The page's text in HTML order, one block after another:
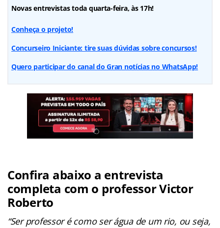
Novas entrevistas toda quarta-feira, às 17h!
Conheça o projeto!
Concurseiro Iniciante: tire suas dúvidas sobre concursos!
Quero participar do canal do Gran notícias no WhatsApp!
Confira abaixo a entrevista
completa com o professor Victor
Roberto
“Ser professor é como ser água de um rio, ou seja,